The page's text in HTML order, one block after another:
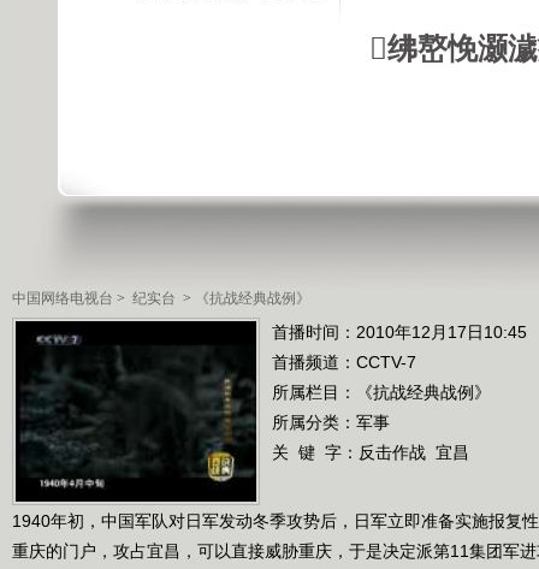
绋嶅悗灏
中国网络电视台 > 纪实台 > 《抗战经典战例》
首播时间：2010年12月17日10:45
首播频道： CCTV-7
所属栏目：
《抗战经典战例》
所属分类：军事
关 键 字： 反击作战 宜昌
1940年初，中国军队对日军发动冬季攻势后，日军立即准备实施报复
重庆的门户，攻占宜昌，可以直接威胁重庆，于是决定派第11集团军